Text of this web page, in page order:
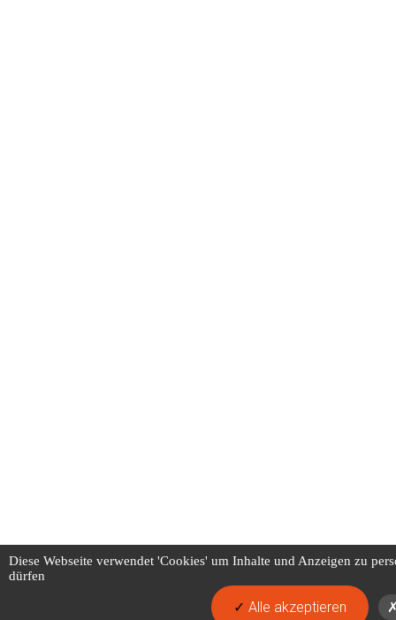
Diese Webseite verwendet 'Cookies' um Inhalte und Anzeigen zu
dürfen
Alle akzeptieren